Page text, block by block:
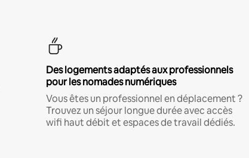
Des logements adaptés aux professionnels
pour les nomades numériques
Vous êtes un professionnel en déplacement ?
Trouvez un séjour longue durée avec accès
wifi haut débit et espaces de travail dédiés.